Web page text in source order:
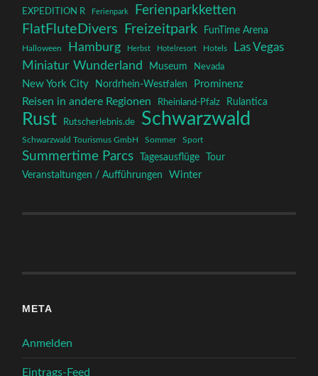
EXPEDITION R Ferienpark Ferienparkketten
FlatFluteDivers Freizeitpark FunTime Arena
Halloween Hamburg Herbst Hotelresort Hotels
Las Vegas
Miniatur Wunderland
Museum Nevada
New York City Nordrhein-Westfalen Prominenz
Reisen in andere Regionen Rheinland-Pfalz Rulantica
Rust Rutscherlebnis.de Schwarzwald
Schwarzwald Tourismus GmbH Sommer Sport
Summertime Parcs Tagesausflüge
Tour
Veranstaltungen / Aufführungen
Winter
META
Anmelden
Eintrags-Feed